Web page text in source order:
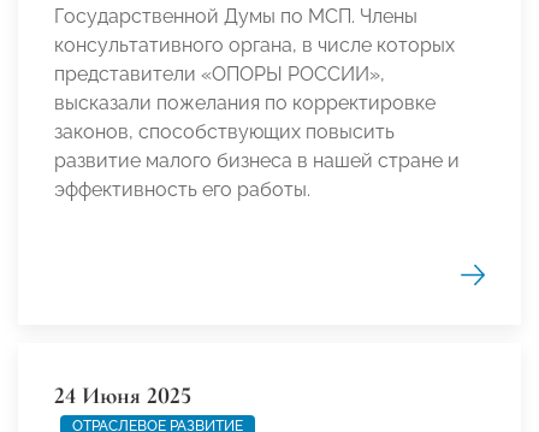
Государственной Думы по МСП. Члены
консультативного органа, в числе которых
представители «ОПОРЫ РОССИИ»,
высказали пожелания по корректировке
законов, способствующих повысить
развитие малого бизнеса в нашей стране и
эффективность его работы.
24 Июня 2025
ОТРАСЛЕВОЕ РАЗВИТИЕ